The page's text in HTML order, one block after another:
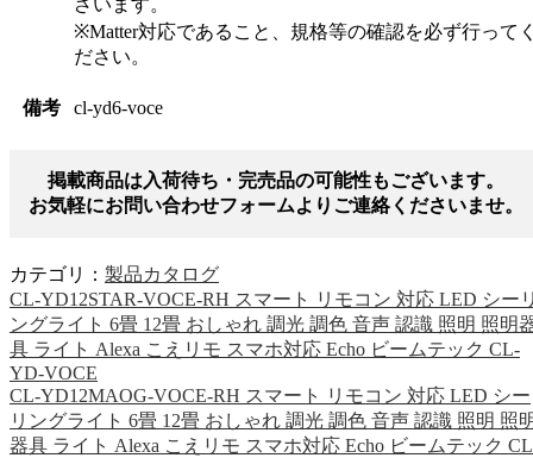
※Matter対応であること、規格等の確認を必ず行って
ださい。
備考 cl-yd6-voce
掲載商品は入荷待ち・完売品の可能性もございます。
お気軽にお問い合わせフォームよりご連絡くださいませ。
カテゴリ： 製品カタログ
CL-YD12STAR-VOCE-RH スマート リモコン 対応 LED シー
ングライト 6畳 12畳 おしゃれ 調光 調色 音声 認識 照明 照明
具 ライト Alexa こえリモ スマホ対応 Echo ビームテック CL-
YD-VOCE
CL-YD12MAOG-VOCE-RH スマート リモコン 対応 LED シー
リングライト 6畳 12畳 おしゃれ 調光 調色 音声 認識 照明 照
器具 ライト Alexa こえリモ スマホ対応 Echo ビームテック